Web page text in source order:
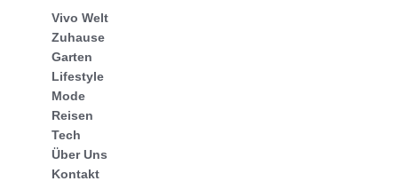
Vivo Welt
Zuhause
Garten
Lifestyle
Mode
Reisen
Tech
Über Uns
Kontakt